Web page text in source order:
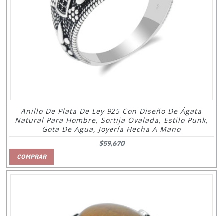
Anillo De Plata De Ley 925 Con Diseño De Ágata
Natural Para Hombre, Sortija Ovalada, Estilo Punk,
Gota De Agua, Joyería Hecha A Mano
$59,670
COMPRAR